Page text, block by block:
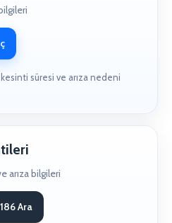
süresi ve arıza nedeni
arıza bilgileri
186 Ara